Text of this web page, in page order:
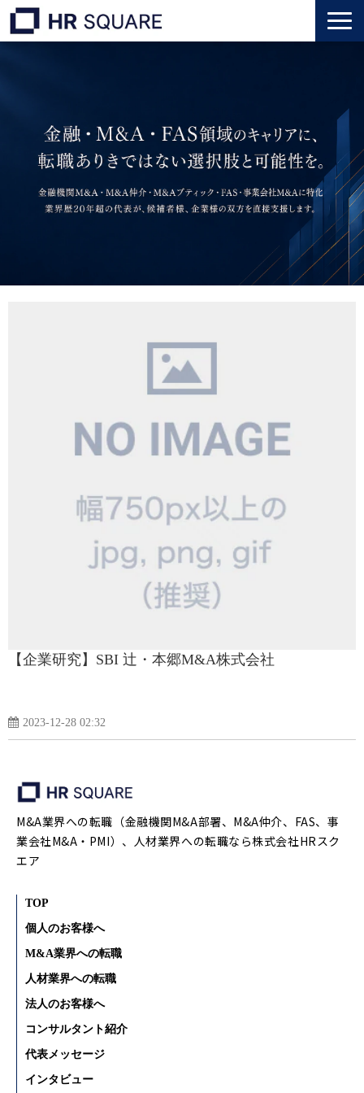
人材業界転職
インタビュー
【企業研究】SBI 辻・本郷M&A株式会社
2023-12-28 02:32
M&A業界への転職（金融機関M&A部署、M&A仲介、FAS、事
業会社M&A・PMI）、人材業界への転職なら株式会社HRスク
エア
TOP
個人のお客様へ
M&A業界への転職
人材業界への転職
法人のお客様へ
コンサルタント紹介
代表メッセージ
インタビュー